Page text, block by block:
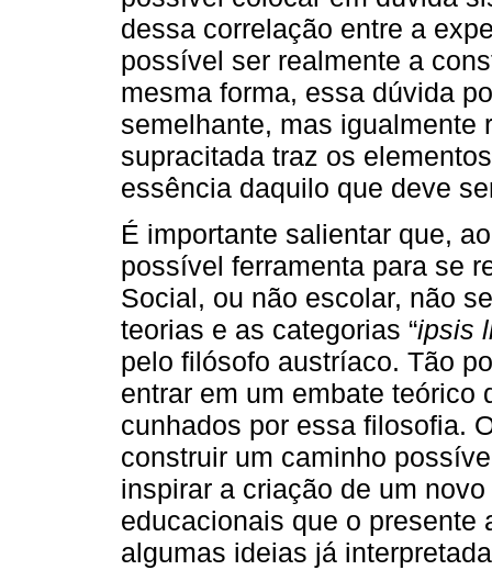
dessa correlação entre a
possível ser realmente a
mesma forma, essa dúvida
semelhante, mas igualmente
supracitada traz os
essência daquilo que deve
É importante salientar que,
possível ferramenta para se
Social, ou não escolar, não
teorias e as categorias “ipsis
pelo ﬁlósofo austríaco. Tão
entrar em um embate teórico
cunhados por essa ﬁlosoﬁa.
construir um caminho
inspirar a criação de um
educacionais que o presente
algumas ideias já